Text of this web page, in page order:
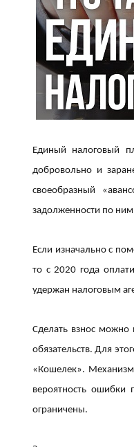
Единый налоговый
добровольно и
своеобразный
задолженности по
Если изначально с
то с 2020 года
удержан налоговым
Сделать взнос можно
обязательств. Для
«Кошелек». Механизм
вероятность ошибки
ограничены.